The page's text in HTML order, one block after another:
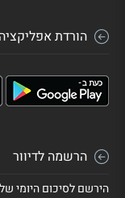
הורדת אפליקציה
הרשמה לדיוור
הירשם לסיכום היומי